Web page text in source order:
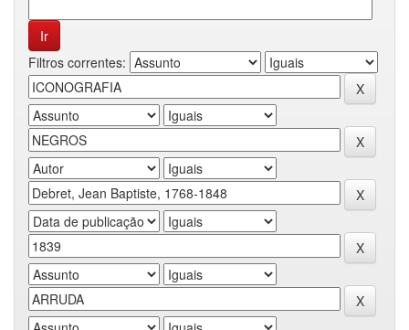
Filtros correntes: